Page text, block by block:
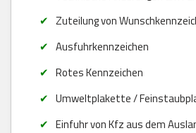
Zuteilung von
Ausfuhrkennzeichen
Rotes Kennzeichen
Umweltplakette /
Einfuhr von Kfz aus dem